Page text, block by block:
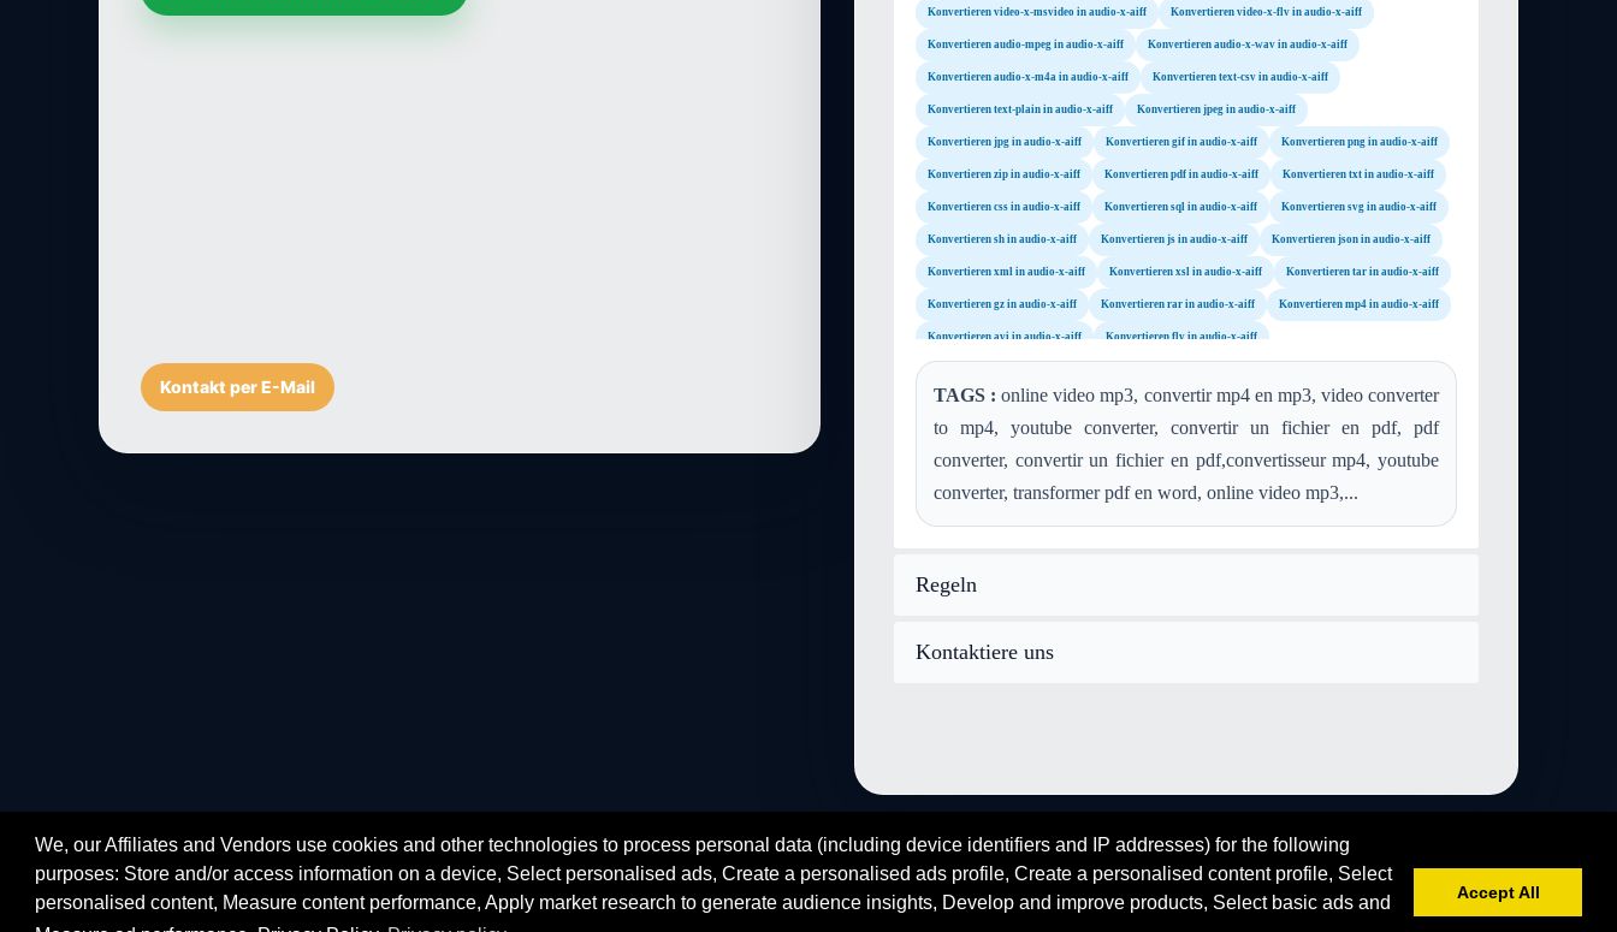
We, our Affiliates and Vendors use cookies and other technologies to process personal data (including device identifiers and IP addresses) for the following
purposes: Store and/or access information on a device, Select personalised ads, Create a personalised ads profile, Create a personalised content profile, Select
personalised content, Measure content performance, Apply market research to generate audience insights, Develop and improve products, Select basic ads and
Accept All
Kontakt per E-Mail
Konvertieren video-x-msvideo in audio-x-aiff Konvertieren video-x-flv in audio-x-aiff
Konvertieren audio-mpeg in audio-x-aiff Konvertieren audio-x-wav in audio-x-aiff
Konvertieren audio-x-m4a in audio-x-aiff Konvertieren text-csv in audio-x-aiff
Konvertieren text-plain in audio-x-aiff Konvertieren jpeg in audio-x-aiff
Konvertieren jpg in audio-x-aiff Konvertieren gif in audio-x-aiff Konvertieren png in audio-x-aiff
Konvertieren zip in audio-x-aiff Konvertieren pdf in audio-x-aiff Konvertieren txt in audio-x-aiff
Konvertieren css in audio-x-aiff Konvertieren sql in audio-x-aiff Konvertieren svg in audio-x-aiff
Konvertieren sh in audio-x-aiff Konvertieren js in audio-x-aiff Konvertieren json in audio-x-aiff
Konvertieren xml in audio-x-aiff Konvertieren xsl in audio-x-aiff Konvertieren tar in audio-x-aiff
Konvertieren gz in audio-x-aiff Konvertieren rar in audio-x-aiff Konvertieren mp4 in audio-x-aiff
Konvertieren avi in audio-x-aiff Konvertieren flv in audio-x-aiff
Konvertieren mpg in audio-x-aiff Konvertieren m4a in audio-x-aiff
Konvertieren wav in audio-x-aiff Konvertieren mp3 in audio-x-aiff
Konvertieren mp2 in audio-x-aiff Konvertieren wma in audio-x-aiff
Konvertieren mid in audio-x-aiff Konvertieren mod in audio-x-aiff
Konvertieren webp in audio-x-aiff
TAGS : online video mp3, convertir mp4 en mp3, video converter
to mp4, youtube converter, convertir un fichier en pdf, pdf
converter, convertir un fichier en pdf,convertisseur mp4, youtube
converter, transformer pdf en word, online video mp3,...
Regeln
Kontaktiere uns
fr en es zh ar
hi
© 2026 SENDEYO - All rights reserved